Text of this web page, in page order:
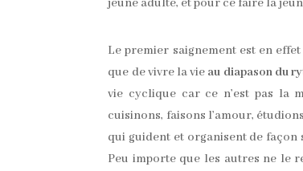
jeune adulte, et pour ce faire la
Le premier saignement est en effet
que de vivre la vie au diapason du
vie cyclique car ce n’est pas la
cuisinons, faisons l’amour,
qui guident et organisent de façon
Peu importe que les autres ne le